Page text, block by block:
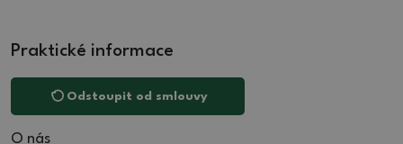
Praktické informace
Odstoupit od smlouvy
O nás